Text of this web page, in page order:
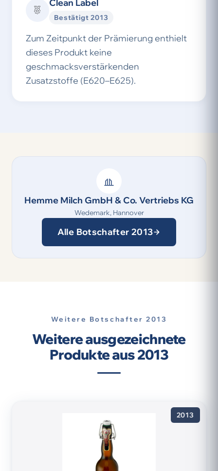
Clean Label
Bestätigt 2013
Zum Zeitpunkt der Prämierung enthielt
dieses Produkt keine
geschmacksverstärkenden
Zusatzstoffe (E620–E625).
Hemme Milch GmbH & Co. Vertriebs KG
Wedemark, Hannover
Alle Botschafter 2013
Weitere Botschafter 2013
Weitere ausgezeichnete
Produkte aus 2013
2013